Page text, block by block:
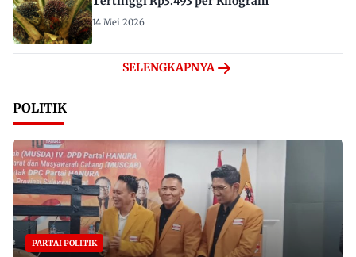
14 Mei 2026
SELENGKAPNYA
POLITIK
PARTAI POLITIK